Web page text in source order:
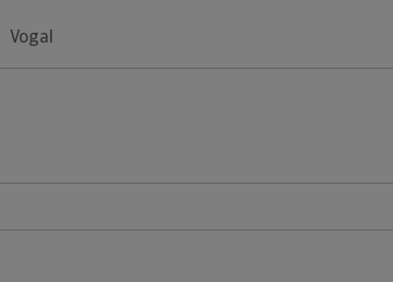
Vogal